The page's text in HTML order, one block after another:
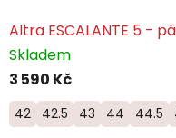
Altra ESCALANTE 5 -
Skladem
3 590 Kč
42 42.5 43 44 44.5